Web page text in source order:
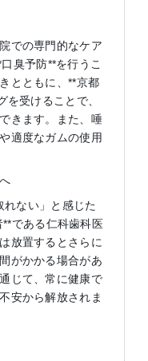
での専門的なケア
臭予防**を行うこ
とともに、**京都
を受けることで、
きます。また、唾
適度なガムの使用
れない」と感じた
である仁科歯科医
放置するとさらに
がかかる場合があ
じて、常に健康で
安から解放されま